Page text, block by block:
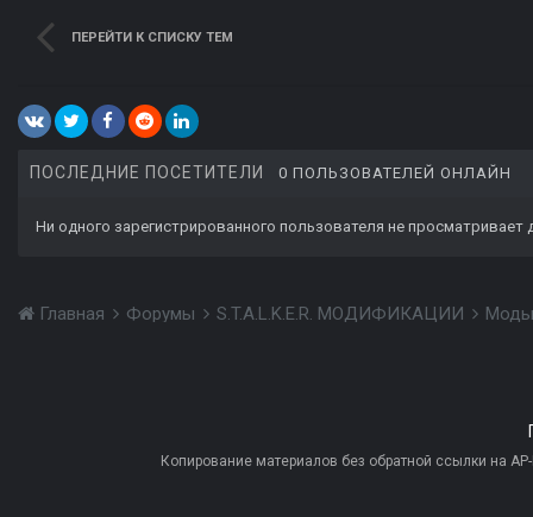
ПЕРЕЙТИ К СПИСКУ ТЕМ
ПОСЛЕДНИЕ ПОСЕТИТЕЛИ 0 ПОЛЬЗОВАТЕЛЕЙ ОНЛАЙН
Ни одного зарегистрированного пользователя не просматривает
Главная Форумы S.T.A.L.K.E.R. МОДИФИКАЦИИ
Копирование материалов без обратной ссылки на